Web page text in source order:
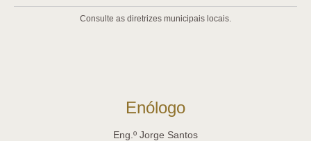
Consulte as diretrizes municipais locais.
Enólogo
Eng.º Jorge Santos